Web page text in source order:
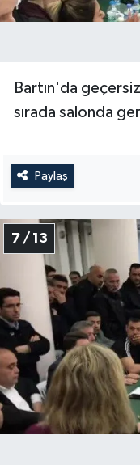
Bartın'da geçersiz
sırada salonda
Paylaş
7 / 13